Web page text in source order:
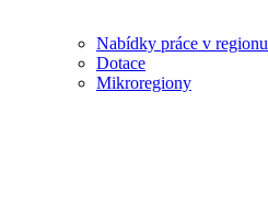
Nabídky práce v regionu
Dotace
Mikroregiony